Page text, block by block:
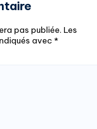
pas publiée. Les
avec *